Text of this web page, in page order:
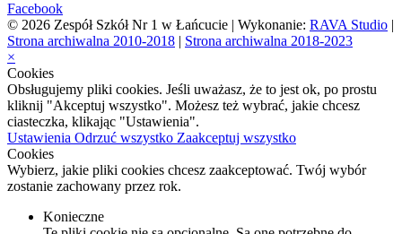
Facebook
© 2026 Zespół Szkół Nr 1 w Łańcucie | Wykonanie: RAVA Studio |
Strona archiwalna 2010-2018 | Strona archiwalna 2018-2023
×
Cookies
Obsługujemy pliki cookies. Jeśli uważasz, że to jest ok, po prostu
kliknij "Akceptuj wszystko". Możesz też wybrać, jakie chcesz
ciasteczka, klikając "Ustawienia".
Ustawienia Odrzuć wszystko Zaakceptuj wszystko
Cookies
Wybierz, jakie pliki cookies chcesz zaakceptować. Twój wybór
zostanie zachowany przez rok.
Konieczne